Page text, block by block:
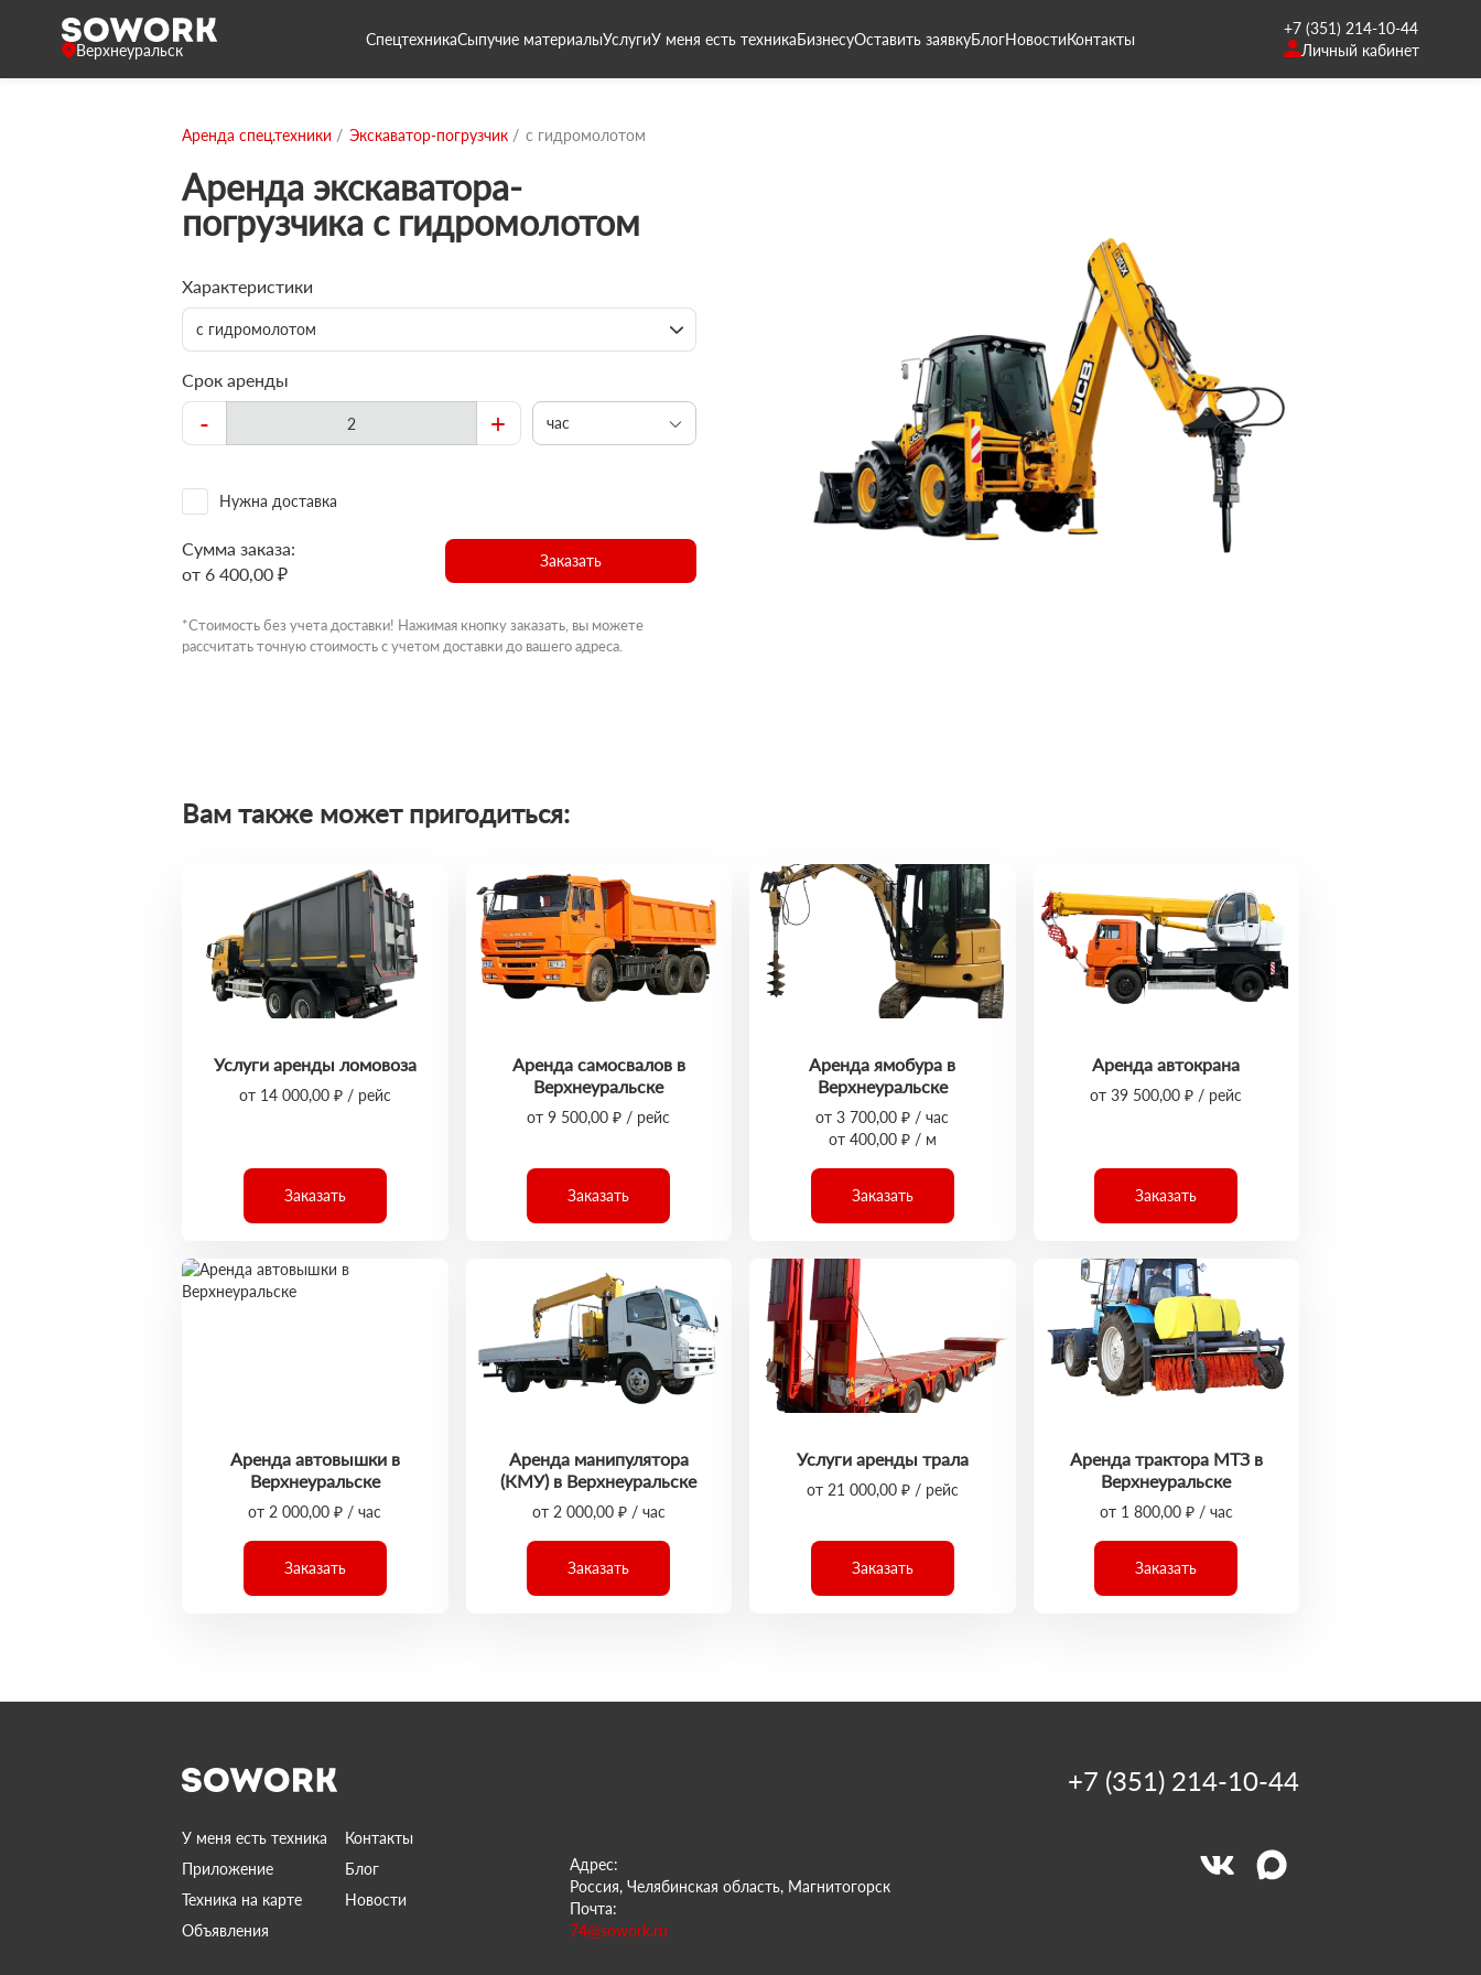
Верхнеуральск
СпецтехникаСыпучие материалыУслугиУ меня есть техникаБизнесуОставить заявкуБлогНовостиКонтакты
+7 (351) 214-10-44
Личный кабинет
Аренда спец.техники Экскаватор-погрузчик с гидромолотом
Аренда экскаватора-
погрузчика с гидромолотом
Характеристики
с гидромолотом
Срок аренды
- + час
Нужна доставка
Сумма заказа:
от 6 400,00 ₽
Заказать
*Стоимость без учета доставки! Нажимая кнопку заказать, вы можете
рассчитать точную стоимость с учетом доставки до вашего адреса.
Вам также может пригодиться:
Услуги аренды ломовоза
от 14 000,00 ₽ / рейс
Заказать
Аренда самосвалов в
Верхнеуральске
от 9 500,00 ₽ / рейс
Заказать
Аренда ямобура в
Верхнеуральске
от 3 700,00 ₽ / час
от 400,00 ₽ / м
Заказать
Аренда автокрана
от 39 500,00 ₽ / рейс
Заказать
Аренда автовышки в
Верхнеуральске
от 2 000,00 ₽ / час
Заказать
Аренда манипулятора
(КМУ) в Верхнеуральске
от 2 000,00 ₽ / час
Заказать
Услуги аренды трала
от 21 000,00 ₽ / рейс
Заказать
Аренда трактора МТЗ в
Верхнеуральске
от 1 800,00 ₽ / час
Заказать
У меня есть техника
Контакты
Приложение
Блог
Техника на карте
Новости
Объявления
Адрес:
Россия, Челябинская область, Магнитогорск
Почта:
74@sowork.ru
+7 (351) 214-10-44